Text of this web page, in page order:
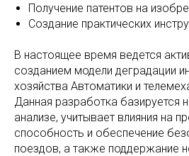
Получение патентов на
Создание практических
В настоящее время ведется
созданием модели деградации
хозяйства Автоматики и
Данная разработка базируется
анализе, учитывает влияния на
способность и обеспечение
поездов, а также поддержание